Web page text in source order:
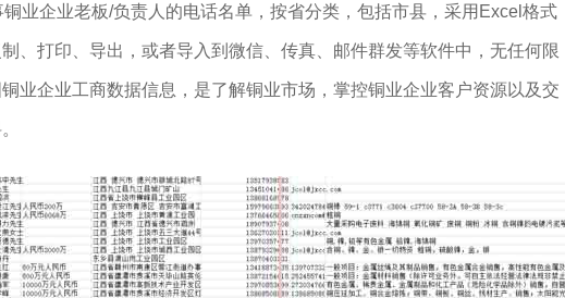
业企业老板/负责人的电话名单，按省分类，包括市县，采用Excel格式
、打印、导出，或者导入到微信、传真、邮件群发等软件中，无任何限
业企业工商数据信息，是了解铜业市场，掌控铜业企业客户资源以及交